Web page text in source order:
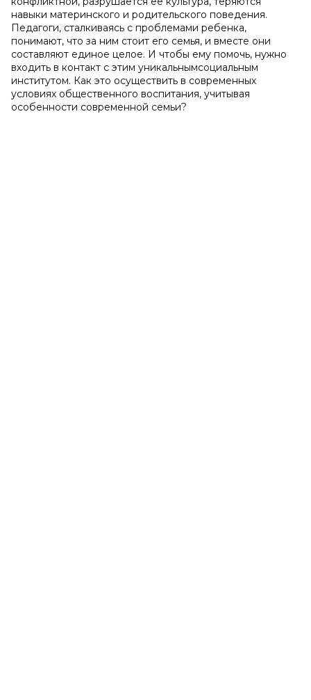
навыки материнского и родительского поведения.
Педагоги, сталкиваясь с проблемами ребенка,
понимают, что за ним стоит его семья, и вместе они
составляют единое целое. И чтобы ему помочь, нужно
входить в контакт с этим уникальнымсоциальным
институтом. Как это осуществить в современных
условиях общественного воспитания, учитывая
особенности современной семьи?